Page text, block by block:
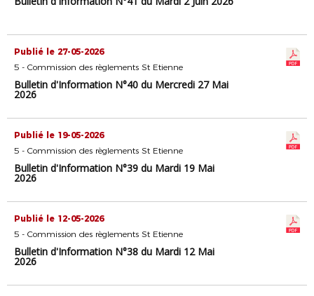
Publié le 27-05-2026
5 - Commission des règlements St Etienne
Bulletin d'Information N°40 du Mercredi 27 Mai
2026
Publié le 19-05-2026
5 - Commission des règlements St Etienne
Bulletin d'Information N°39 du Mardi 19 Mai
2026
Publié le 12-05-2026
5 - Commission des règlements St Etienne
Bulletin d'Information N°38 du Mardi 12 Mai
2026